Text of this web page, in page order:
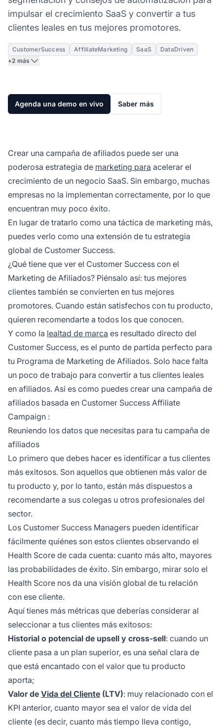
impulsar el crecimiento SaaS y convertir a tus
clientes leales en tus mejores promotores.
CustomerSuccess AffiliateMarketing SaaS
DataDriven
+2 más
Agenda una demo en vivo Saber más
Crear una campaña de afiliados puede ser una
poderosa estrategia de marketing para acelerar el
crecimiento de un negocio SaaS. Sin embargo, muchas
empresas no la implementan correctamente, por lo que
encuentran muy poco éxito.
En lugar de tratarlo como una táctica de marketing más,
puedes verlo como una extensión de tu estrategia
global de Customer Success.
¿Qué tiene que ver el Customer Success con el
Marketing de Afiliados? Piénsalo así: tus mejores
clientes también se convierten en tus mejores
promotores. Cuando están satisfechos con tu producto,
quieren recomendarte a todos los que conocen.
Y como la lealtad de marca es resultado directo del
Customer Success, es el punto de partida perfecto para
tu Programa de Marketing de Afiliados. Solo hace falta
un poco de trabajo para convertir a tus clientes leales
en afiliados. Así es como puedes crear una campaña de
afiliados basada en Customer Success Affiliate
Campaign :
Reuniendo los datos que necesitas para tu campaña de
afiliados
Lo primero que debes hacer es identificar a tus clientes
más exitosos. Son aquellos que obtienen más valor de
tu producto y, por lo tanto, están más dispuestos a
recomendarte a sus colegas u otros profesionales del
sector.
Los Customer Success Managers pueden identificar
fácilmente quiénes son estos clientes observando el
Health Score de cada cuenta: cuanto más alto, mayores
las probabilidades de éxito. Sin embargo, mirar solo el
Health Score nos da una visión global de tu relación
con ese cliente.
Aquí tienes más métricas que deberías considerar al
seleccionar a tus clientes más exitosos:
Historial o potencial de upsell y cross-sell: cuando un
cliente pasa a un plan superior, es una señal clara de
que está encantado con el valor que tu producto
aporta;
Valor de Vida del Cliente (LTV): muy relacionado con el
KPI anterior, cuanto mayor sea el valor de vida del
cliente (es decir, cuanto más tiempo lleva contigo,